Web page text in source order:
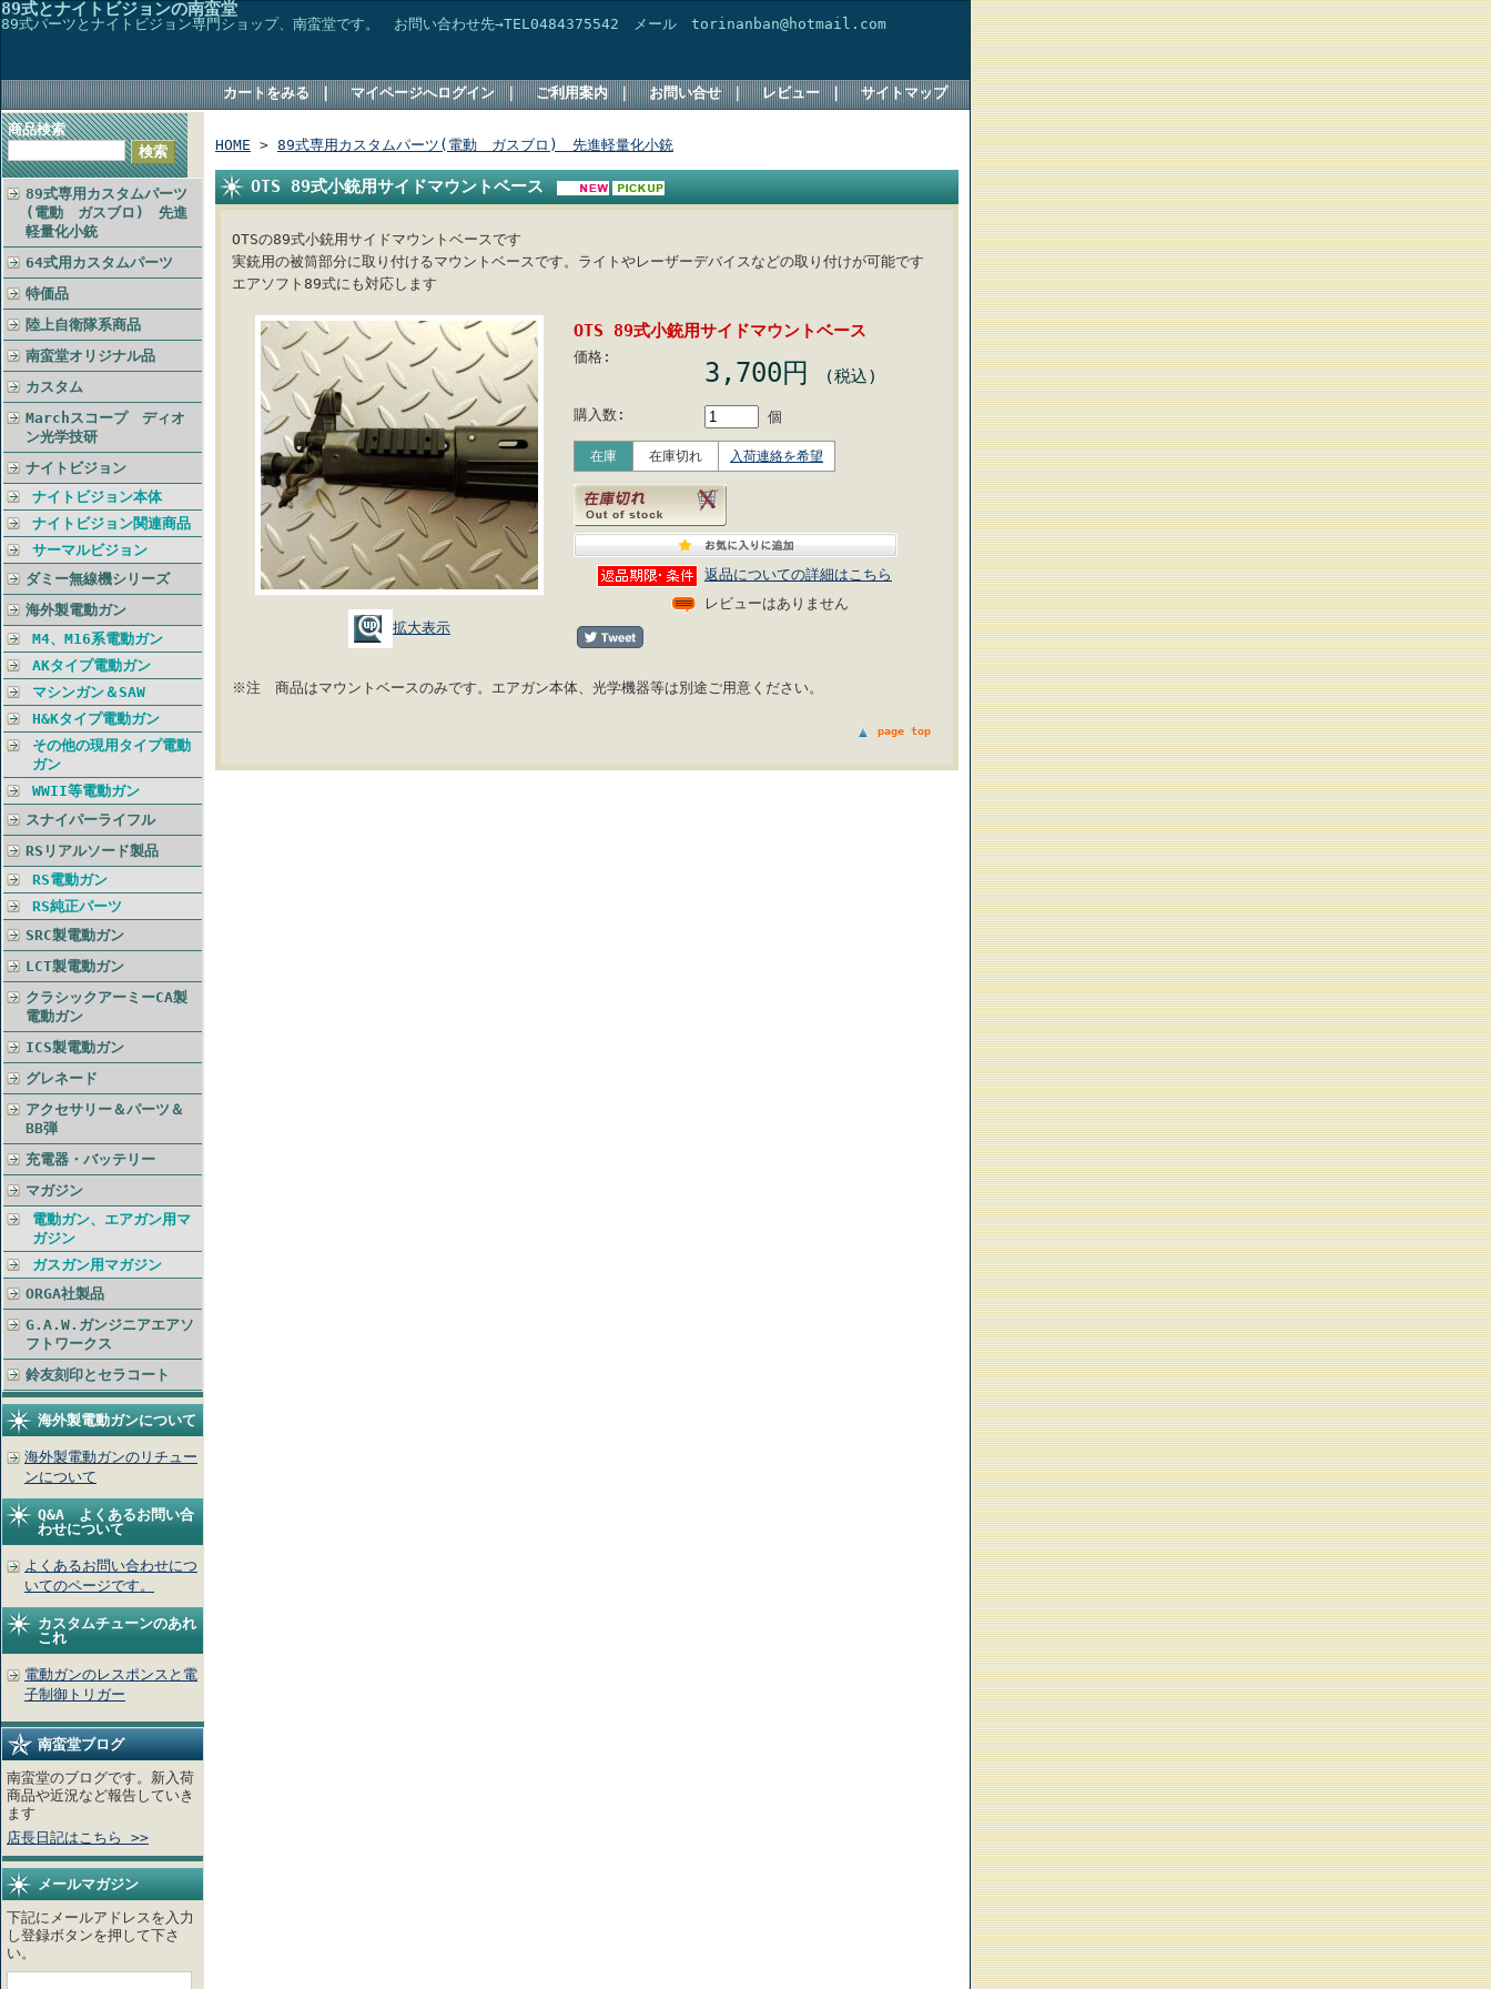
89式とナイトビジョンの南蛮堂
89式パーツとナイトビジョン専門ショップ、南蛮堂です。 お問い合わせ先→TEL0484375542 メール torinanban@hotmail.com
カートをみる マイページへログイン ご利用案内 お問い合せ レビュー サイトマップ
商品検索
89式専用カスタムパーツ
(電動 ガスブロ) 先進
軽量化小銃
64式用カスタムパーツ
特価品
陸上自衛隊系商品
南蛮堂オリジナル品
カスタム
Marchスコープ ディオ
ン光学技研
ナイトビジョン
ナイトビジョン本体
ナイトビジョン関連商品
サーマルビジョン
ダミー無線機シリーズ
海外製電動ガン
M4、M16系電動ガン
AKタイプ電動ガン
マシンガン＆SAW
H&Kタイプ電動ガン
その他の現用タイプ電動
ガン
WWII等電動ガン
スナイパーライフル
RSリアルソード製品
RS電動ガン
RS純正パーツ
SRC製電動ガン
LCT製電動ガン
クラシックアーミーCA製
電動ガン
ICS製電動ガン
グレネード
アクセサリー＆パーツ＆
BB弾
充電器・バッテリー
マガジン
電動ガン、エアガン用マ
ガジン
ガスガン用マガジン
ORGA社製品
G.A.W.ガンジニアエアソ
フトワークス
鈴友刻印とセラコート
海外製電動ガンについて
海外製電動ガンのリチュー
ンについて
Q&A よくあるお問い合
わせについて
よくあるお問い合わせにつ
いてのページです。
カスタムチューンのあれ
これ
電動ガンのレスポンスと電
子制御トリガー
南蛮堂ブログ
南蛮堂のブログです。新入荷
商品や近況など報告していき
ます
店長日記はこちら >>
メールマガジン
下記にメールアドレスを入力
し登録ボタンを押して下さ
い。
HOME > 89式専用カスタムパーツ(電動 ガスブロ) 先進軽量化小銃
OTS 89式小銃用サイドマウントベース
OTSの89式小銃用サイドマウントベースです
実銃用の被筒部分に取り付けるマウントベースです。ライトやレーザーデバイスなどの取り付けが可能です
エアソフト89式にも対応します
拡大表示
OTS 89式小銃用サイドマウントベース
価格:
3,700円 (税込)
購入数: 個
在庫 在庫切れ 入荷連絡を希望
返品についての詳細はこちら
レビューはありません
※注 商品はマウントベースのみです。エアガン本体、光学機器等は別途ご用意ください。
page top